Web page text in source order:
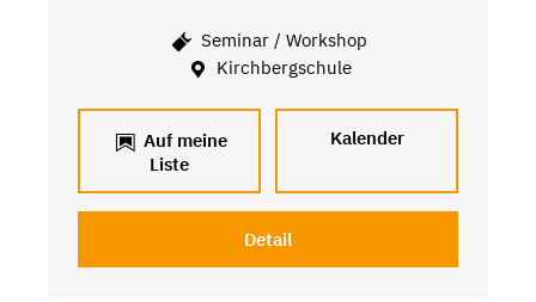
Seminar / Workshop
Kirchbergschule
Auf meine
Liste
Kalender
Detail